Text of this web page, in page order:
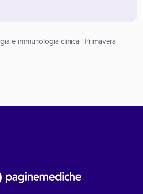
e immunologia clinica | Primavera